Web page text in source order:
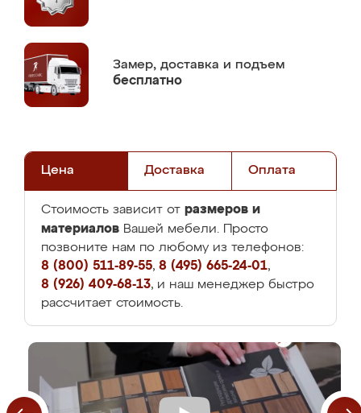
Замер, доставка и подъем
бесплатно
Цена Доставка Оплата
Стоимость зависит от размеров и
материалов Вашей мебели. Просто
позвоните нам по любому из телефонов:
8 (800) 511-89-55, 8 (495) 665-24-01,
8 (926) 409-68-13, и наш менеджер быстро
рассчитает стоимость.